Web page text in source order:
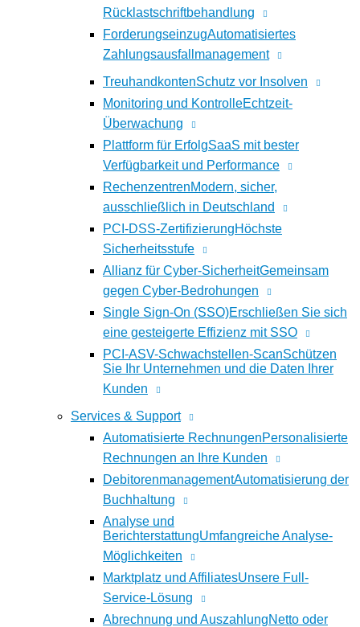
Rücklastschriftbehandlung
ForderungseinzugAutomatisiertes
Zahlungsausfallmanagement
TreuhandkontenSchutz vor Insolven
Monitoring und KontrolleEchtzeit-
Überwachung
Plattform für ErfolgSaaS mit bester
Verfügbarkeit und Performance
RechenzentrenModern, sicher,
ausschließlich in Deutschland
PCI-DSS-ZertifizierungHöchste
Sicherheitsstufe
Allianz für Cyber-SicherheitGemeinsam
gegen Cyber-Bedrohungen
Single Sign-On (SSO)Erschließen Sie sich
eine gesteigerte Effizienz mit SSO
PCI-ASV-Schwachstellen-ScanSchützen
Sie Ihr Unternehmen und die Daten Ihrer
Kunden
Services & Support
Automatisierte RechnungenPersonalisierte
Rechnungen an Ihre Kunden
DebitorenmanagementAutomatisierung der
Buchhaltung
Analyse und
BerichterstattungUmfangreiche Analyse-
Möglichkeiten
Marktplatz und AffiliatesUnsere Full-
Service-Lösung
Abrechnung und AuszahlungNetto oder